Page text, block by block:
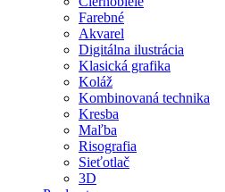
Farebné
Akvarel
Digitálna ilustrácia
Klasická grafika
Koláž
Kombinovaná technika
Kresba
Maľba
Risografia
Sieťotlač
3D